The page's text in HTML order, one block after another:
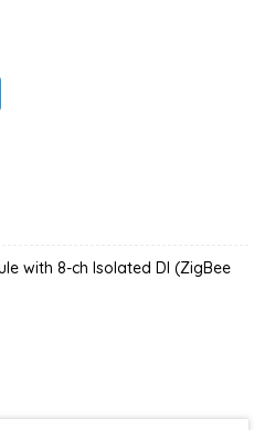
with 8-ch Isolated DI (ZigBee